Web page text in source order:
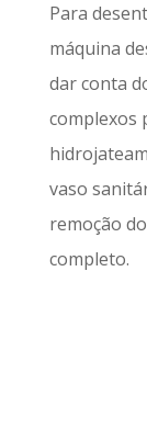
Para
máquina
dar conta
complexos
vaso
remoção
completo.